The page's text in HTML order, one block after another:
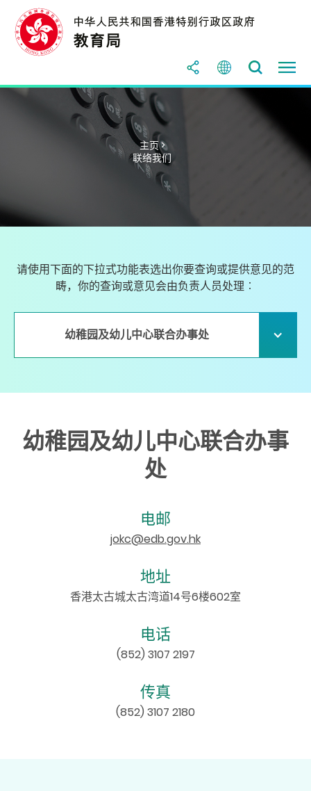
主页 >
联络我们
请使用下面的下拉式功能表选出你要查询或提供意见的范
畴，你的查询或意见会由负责人员处理︰
幼稚园及幼儿中心联合办事处
幼稚园及幼儿中心联合办事
处
电邮
jokc@edb.gov.hk
地址
香港太古城太古湾道14号6楼602室
电话
(852) 3107 2197
传真
(852) 3107 2180